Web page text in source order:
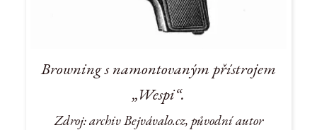
Browning s namontovaným přístrojem
„Wespi“.
Zdroj: archiv Bejvávalo.cz, původní autor